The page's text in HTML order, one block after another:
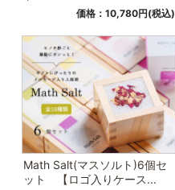
価格：10,780円(税込)
Math Salt(マスソルト)6個セ
ット 【ロゴ入りケース...